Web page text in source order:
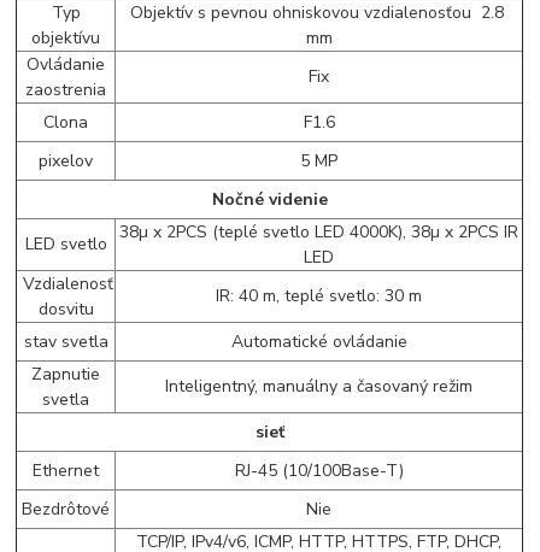
Typ
objektívu
Objektív s pevnou ohniskovou vzdialenosťou 2.8
mm
Ovládanie
zaostrenia
Fix
Clona
F1.6
pixelov
5 MP
Nočné videnie
LED svetlo
38µ x 2PCS (teplé svetlo LED 4000K), 38µ x 2PCS IR
LED
Vzdialenosť
dosvitu
IR: 40 m, teplé svetlo: 30 m
stav svetla
Automatické ovládanie
Zapnutie
svetla
Inteligentný, manuálny a časovaný režim
sieť
Ethernet
RJ-45 (10/100Base-T)
Bezdrôtové
Nie
TCP/IP, IPv4/v6, ICMP, HTTP, HTTPS, FTP, DHCP,